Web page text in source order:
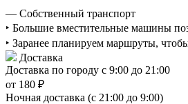
— Собственный транспорт
‣ Большие вместительные машины
‣ Заранее планируем маршруты,
Доставка
Доставка по городу с 9:00 до 21:00
от 180 ₽
Ночная доставка (с 21:00 до 9:00)